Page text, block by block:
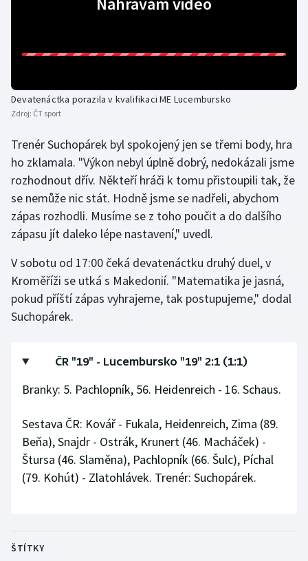
Moderní pětiboj
Parasport
Plavání
Plážový volejbal
Ragby
Rychlobruslení
Rychlostní kanoistika
Short track
Stolní tenis
Veslování
Vodní slalom
Devatenáctka porazila v kvalifikaci ME Lucembursko
Zdroj: ČT sport
Trenér Suchopárek byl spokojený jen se třemi body, hra
ho zklamala. "Výkon nebyl úplně dobrý, nedokázali jsme
rozhodnout dřív. Někteří hráči k tomu přistoupili tak, že
se nemůže nic stát. Hodně jsme se nadřeli, abychom
zápas rozhodli. Musíme se z toho poučit a do dalšího
zápasu jít daleko lépe nastavení," uvedl.
V sobotu od 17:00 čeká devatenáctku druhý duel, v
Kroměříži se utká s Makedonií. "Matematika je jasná,
pokud příští zápas vyhrajeme, tak postupujeme," dodal
Suchopárek.
ČR "19" - Lucembursko "19" 2:1 (1:1)
Branky: 5. Pachlopník, 56. Heidenreich - 16. Schaus.
Sestava ČR: Kovář - Fukala, Heidenreich, Zima (89.
Beňa), Snajdr - Ostrák, Krunert (46. Macháček) -
Štursa (46. Slaměna), Pachlopník (66. Šulc), Píchal
(79. Kohút) - Zlatohlávek. Trenér: Suchopárek.
ŠTÍTKY